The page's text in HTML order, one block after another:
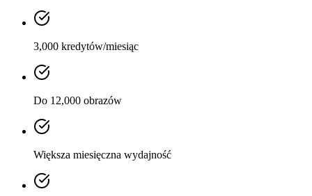
3,000 kredytów/miesiąc
Do 12,000 obrazów
Większa miesięczna wydajność